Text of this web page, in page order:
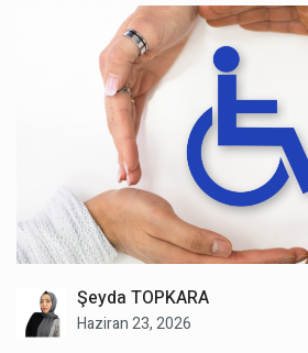
Şeyda TOPKARA
Haziran 23, 2026